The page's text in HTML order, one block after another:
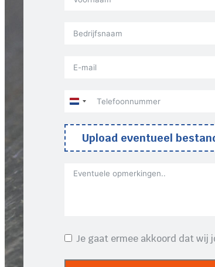
Netherlands
Upload eventueel
Je gaat ermee akkoord dat wij